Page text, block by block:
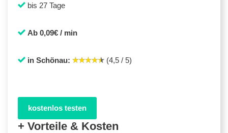
bis 27 Tage
Ab 0,09€ / min
in Schönau: (4,5 / 5)
kostenlos testen
+ Vorteile & Kosten